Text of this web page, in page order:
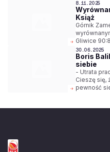
8.11.2025
Książ
Górnik
Gliwice
ORLEN
30.06.2025
Boris
siebie
- Utrata
Cieszę się,
pewność